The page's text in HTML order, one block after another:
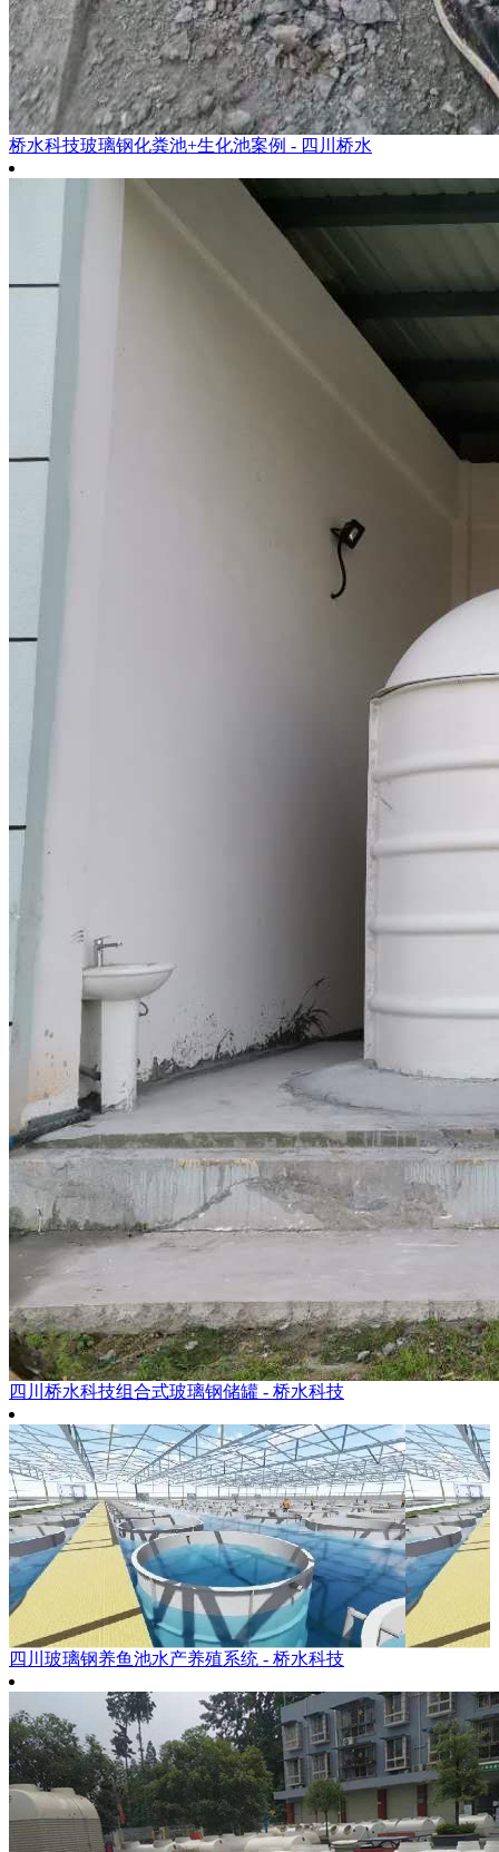
桥水科技玻璃钢化粪池+生化池案例 - 四川桥水
四川桥水科技组合式玻璃钢储罐 - 桥水科技
四川玻璃钢养鱼池水产养殖系统 - 桥水科技